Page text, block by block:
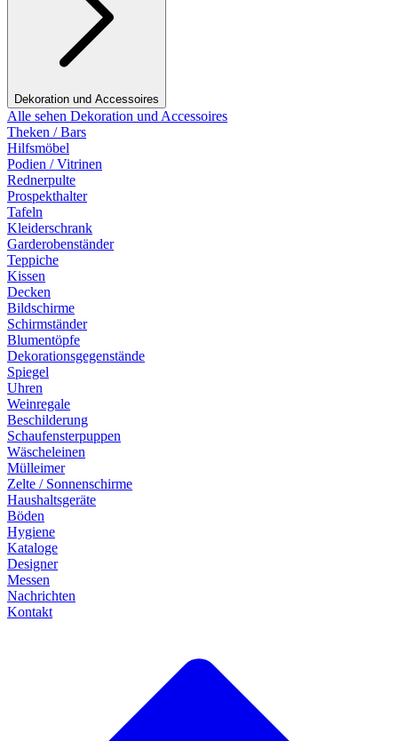
Dekoration und Accessoires
Alle sehen Dekoration und Accessoires
Theken / Bars
Hilfsmöbel
Podien / Vitrinen
Rednerpulte
Prospekthalter
Tafeln
Kleiderschrank
Garderobenständer
Teppiche
Kissen
Decken
Bildschirme
Schirmständer
Blumentöpfe
Dekorationsgegenstände
Spiegel
Uhren
Weinregale
Beschilderung
Schaufensterpuppen
Wäscheleinen
Mülleimer
Zelte / Sonnenschirme
Haushaltsgeräte
Böden
Hygiene
Kataloge
Designer
Messen
Nachrichten
Kontakt